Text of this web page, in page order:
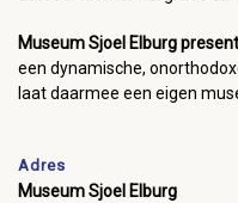
Museum Sjoel Elburg
een dynamische,
laat daarmee een eigen
Adres
Museum Sjoel Elburg